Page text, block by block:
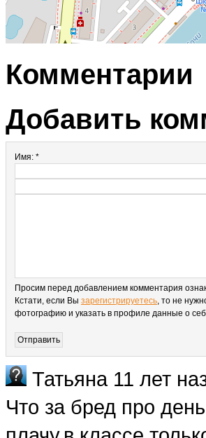
Комментарии
Добавить
Имя: *
Просим перед добавлением комментария
Кстати, если Вы зарегистрируетесь, то не
фотографию и указать в профиле данные о
Татьяна 11 лет
Что за бред про